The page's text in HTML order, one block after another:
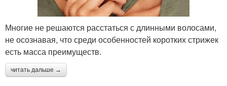
Многие не решаются расстаться с длинными волосами,
не осознавая, что среди особенностей коротких стрижек
есть масса преимуществ.
читать дальше →